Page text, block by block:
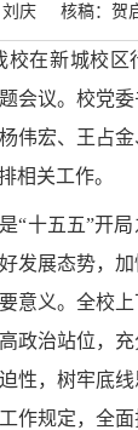
刘庆 核稿：贺
校在新城校区
会议。校党
伟宏、王占
相关工作。
“十五五”开
发展态势，
意义。全校
政治站位，
性，树牢底
作规定，全面